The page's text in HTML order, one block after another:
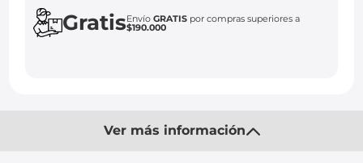
GratisEnvíoGRATIS por compras superiores a
$190.000
Ver más información